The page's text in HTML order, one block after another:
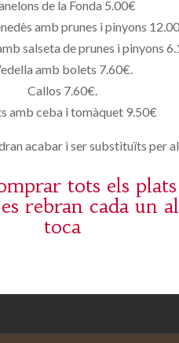
de la Fonda 5.00€
amb prunes i pinyons
salseta de prunes i pinyons
amb bolets 7.60€.
Callos 7.60€.
amb ceba i tomàquet 9.50€
acabar i ser substituïts per
tots els
rebran cada un
toca